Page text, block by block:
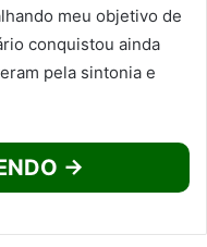
meu objetivo de
conquistou ainda
pela sintonia e
→